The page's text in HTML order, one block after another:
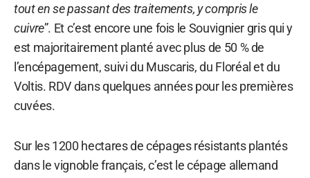
tout en se passant des traitements, y compris le
cuivre”. Et c’est encore une fois le Souvignier gris qui y
est majoritairement planté avec plus de 50 % de
l’encépagement, suivi du Muscaris, du Floréal et du
Voltis. RDV dans quelques années pour les premières
cuvées.
Sur les 1200 hectares de cépages résistants plantés
dans le vignoble français, c’est le cépage allemand